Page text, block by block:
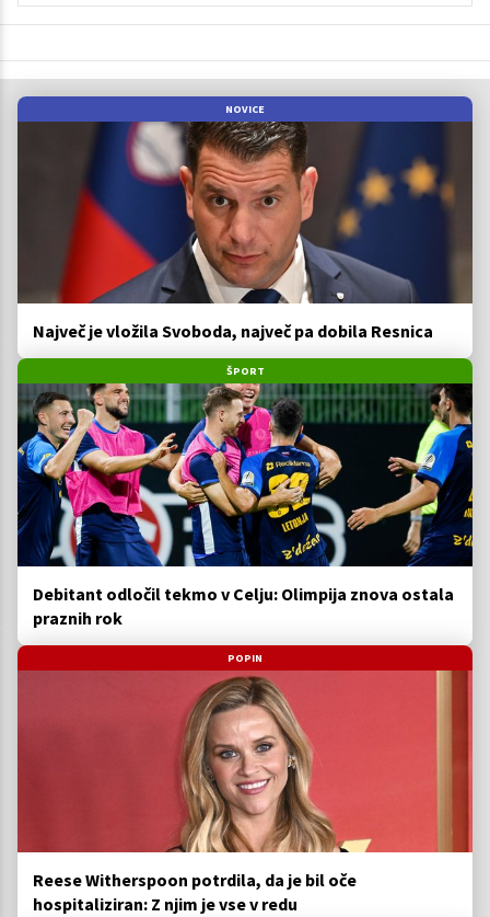
NOVICE
Največ je vložila Svoboda, največ pa dobila Resnica
ŠPORT
Debitant odločil tekmo v Celju: Olimpija znova ostala
praznih rok
POPIN
Reese Witherspoon potrdila, da je bil oče
hospitaliziran: Z njim je vse v redu